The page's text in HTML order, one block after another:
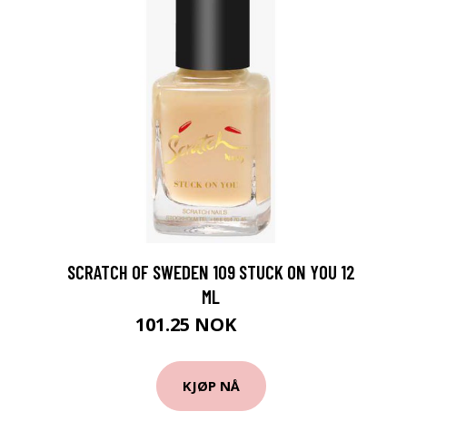
SCRATCH OF SWEDEN 109 STUCK ON YOU 12
ML
101.25 NOK
KJØP NÅ